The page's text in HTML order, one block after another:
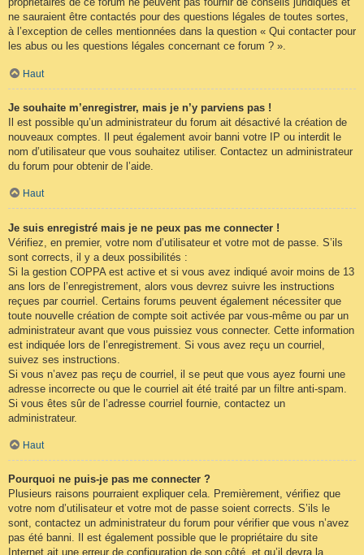
ne sauraient être contactés pour des questions légales de toutes sortes,
à l’exception de celles mentionnées dans la question « Qui contacter pour
les abus ou les questions légales concernant ce forum ? ».
Haut
Je souhaite m’enregistrer, mais je n’y parviens pas !
Il est possible qu’un administrateur du forum ait désactivé la création de
nouveaux comptes. Il peut également avoir banni votre IP ou interdit le
nom d’utilisateur que vous souhaitez utiliser. Contactez un administrateur
du forum pour obtenir de l’aide.
Haut
Je suis enregistré mais je ne peux pas me connecter !
Vérifiez, en premier, votre nom d’utilisateur et votre mot de passe. S’ils
sont corrects, il y a deux possibilités :
Si la gestion COPPA est active et si vous avez indiqué avoir moins de 13
ans lors de l’enregistrement, alors vous devrez suivre les instructions
reçues par courriel. Certains forums peuvent également nécessiter que
toute nouvelle création de compte soit activée par vous-même ou par un
administrateur avant que vous puissiez vous connecter. Cette information
est indiquée lors de l’enregistrement. Si vous avez reçu un courriel,
suivez ses instructions.
Si vous n’avez pas reçu de courriel, il se peut que vous ayez fourni une
adresse incorrecte ou que le courriel ait été traité par un filtre anti-spam.
Si vous êtes sûr de l’adresse courriel fournie, contactez un
administrateur.
Haut
Pourquoi ne puis-je pas me connecter ?
Plusieurs raisons pourraient expliquer cela. Premièrement, vérifiez que
votre nom d’utilisateur et votre mot de passe soient corrects. S’ils le
sont, contactez un administrateur du forum pour vérifier que vous n’avez
pas été banni. Il est également possible que le propriétaire du site
Internet ait une erreur de configuration de son côté, et qu’il devra la